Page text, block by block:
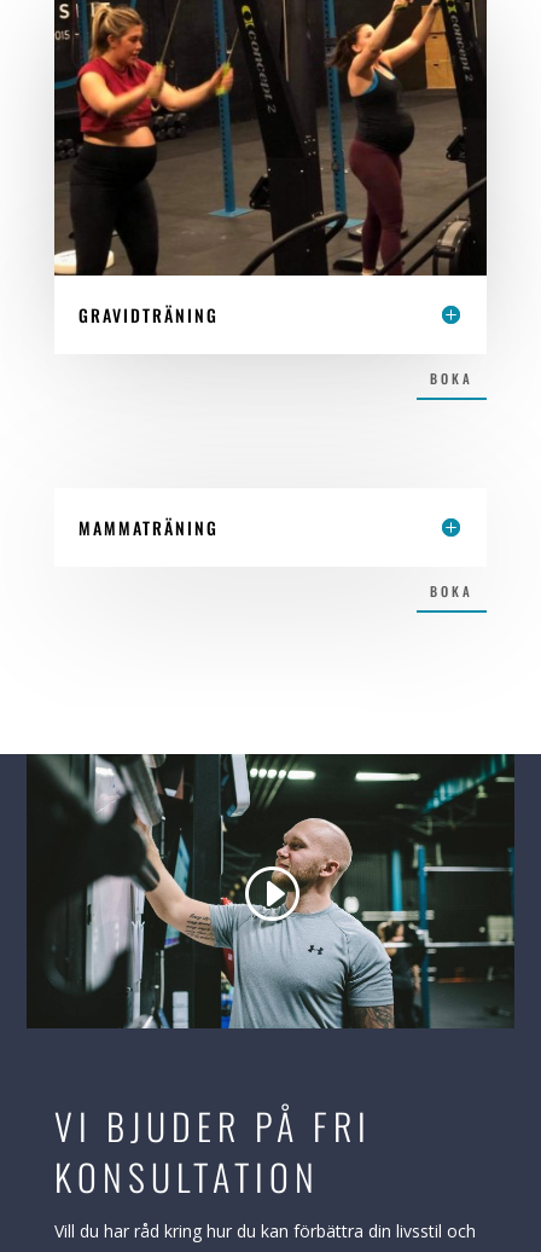
GRAVIDTRÄNING
BOKA
MAMMATRÄNING
BOKA
VI BJUDER PÅ FRI
KONSULTATION
Vill du har råd kring hur du kan förbättra din livsstil och